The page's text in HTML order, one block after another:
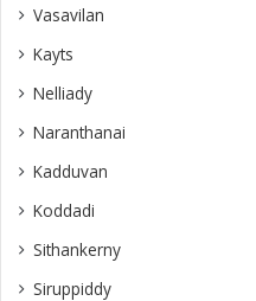
Vasavilan
Kayts
Nelliady
Naranthanai
Kadduvan
Koddadi
Sithankerny
Siruppiddy